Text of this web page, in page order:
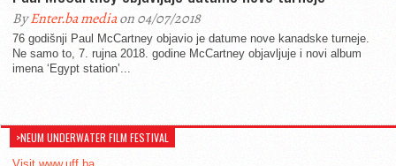
ByEnter.ba mediaon 04/07/2018
76 godišnji Paul McCartney objavio je datume nove kanadske turneje.
Ne samo to, 7. rujna 2018. godine McCartney objavljuje i novi album
imena ‘Egypt station’...
>NEUM UNDERWATER FILM FESTIVAL